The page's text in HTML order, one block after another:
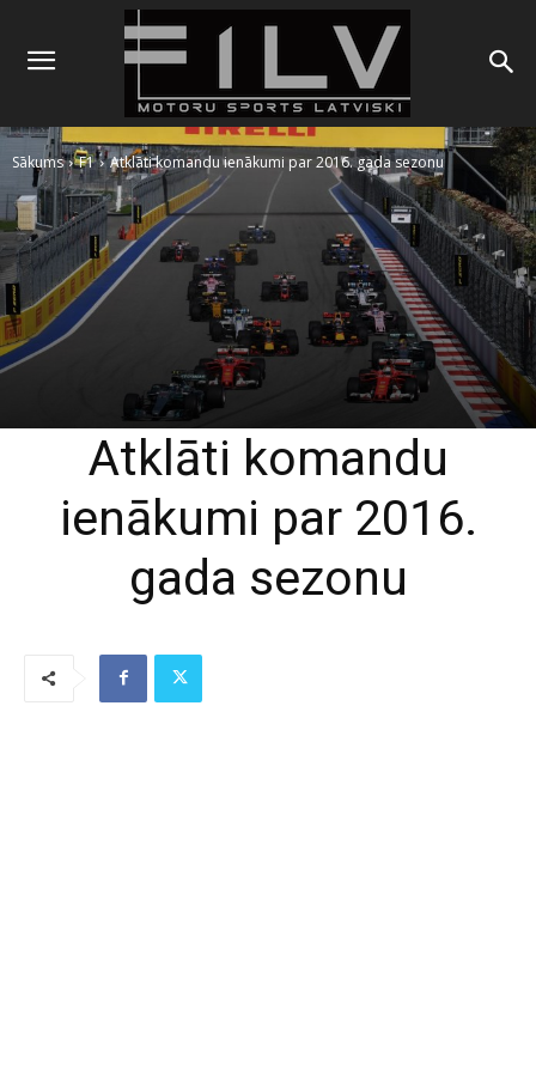
Sākums F1 Atklāti komandu ienākumi par 2016. gada sezonu
Atklāti komandu
ienākumi par 2016.
gada sezonu